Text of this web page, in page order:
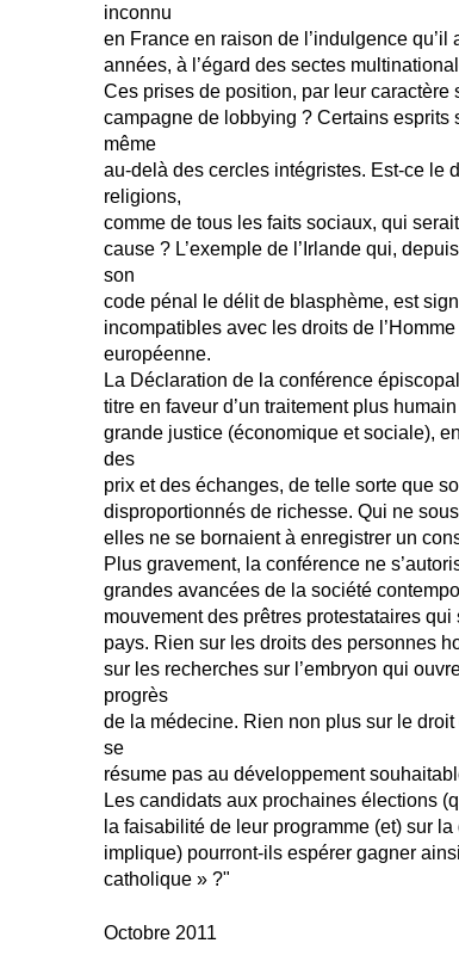
inconnu
en France en raison de l’indulgence
années, à l’égard des sectes
Ces prises de position, par leur
campagne de lobbying ? Certains esprits
même
au-delà des cercles intégristes. Est-ce le
religions,
comme de tous les faits sociaux, qui
cause ? L’exemple de l’Irlande qui,
son
code pénal le délit de blasphème, est
incompatibles avec les droits de
européenne.
La Déclaration de la conférence
titre en faveur d’un traitement plus
grande justice (économique et sociale),
des
prix et des échanges, de telle sorte que
disproportionnés de richesse. Qui ne
elles ne se bornaient à enregistrer un
Plus gravement, la conférence ne
grandes avancées de la société
mouvement des prêtres protestataires
pays. Rien sur les droits des personnes
sur les recherches sur l’embryon qui
progrès
de la médecine. Rien non plus sur le
se
résume pas au développement
Les candidats aux prochaines élections
la faisabilité de leur programme (et) sur
implique) pourront-ils espérer gagner
catholique » ?"
Octobre 2011